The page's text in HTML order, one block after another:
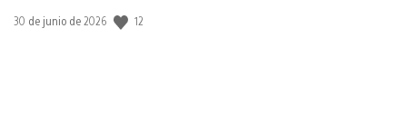
Fecha
30 de junio de 2026 12